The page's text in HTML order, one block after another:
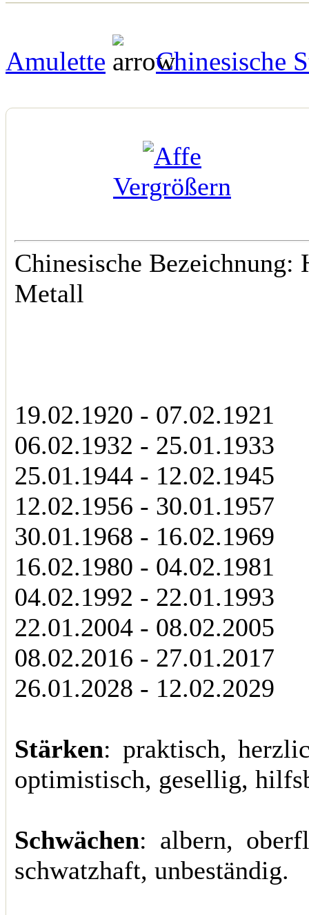
Amulette Chinesische
Vergrößern
Chinesische
Metall
19.02.1920 - 07.02.1921
06.02.1932 - 25.01.1933
25.01.1944 - 12.02.1945
12.02.1956 - 30.01.1957
30.01.1968 - 16.02.1969
16.02.1980 - 04.02.1981
04.02.1992 - 22.01.1993
22.01.2004 - 08.02.2005
08.02.2016 - 27.01.2017
26.01.2028 - 12.02.2029
Stärken: praktisch,
optimistisch, gesellig,
Schwächen: albern,
schwatzhaft, unbeständig.